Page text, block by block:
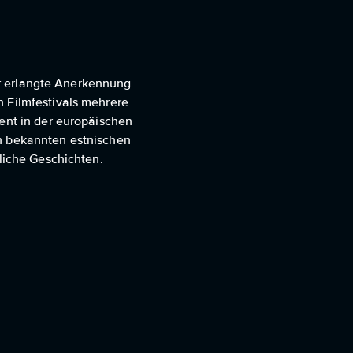
erlangte Anerkennung
Filmfestivals mehrere
in der europäischen
bekannten estnischen
Geschichten.